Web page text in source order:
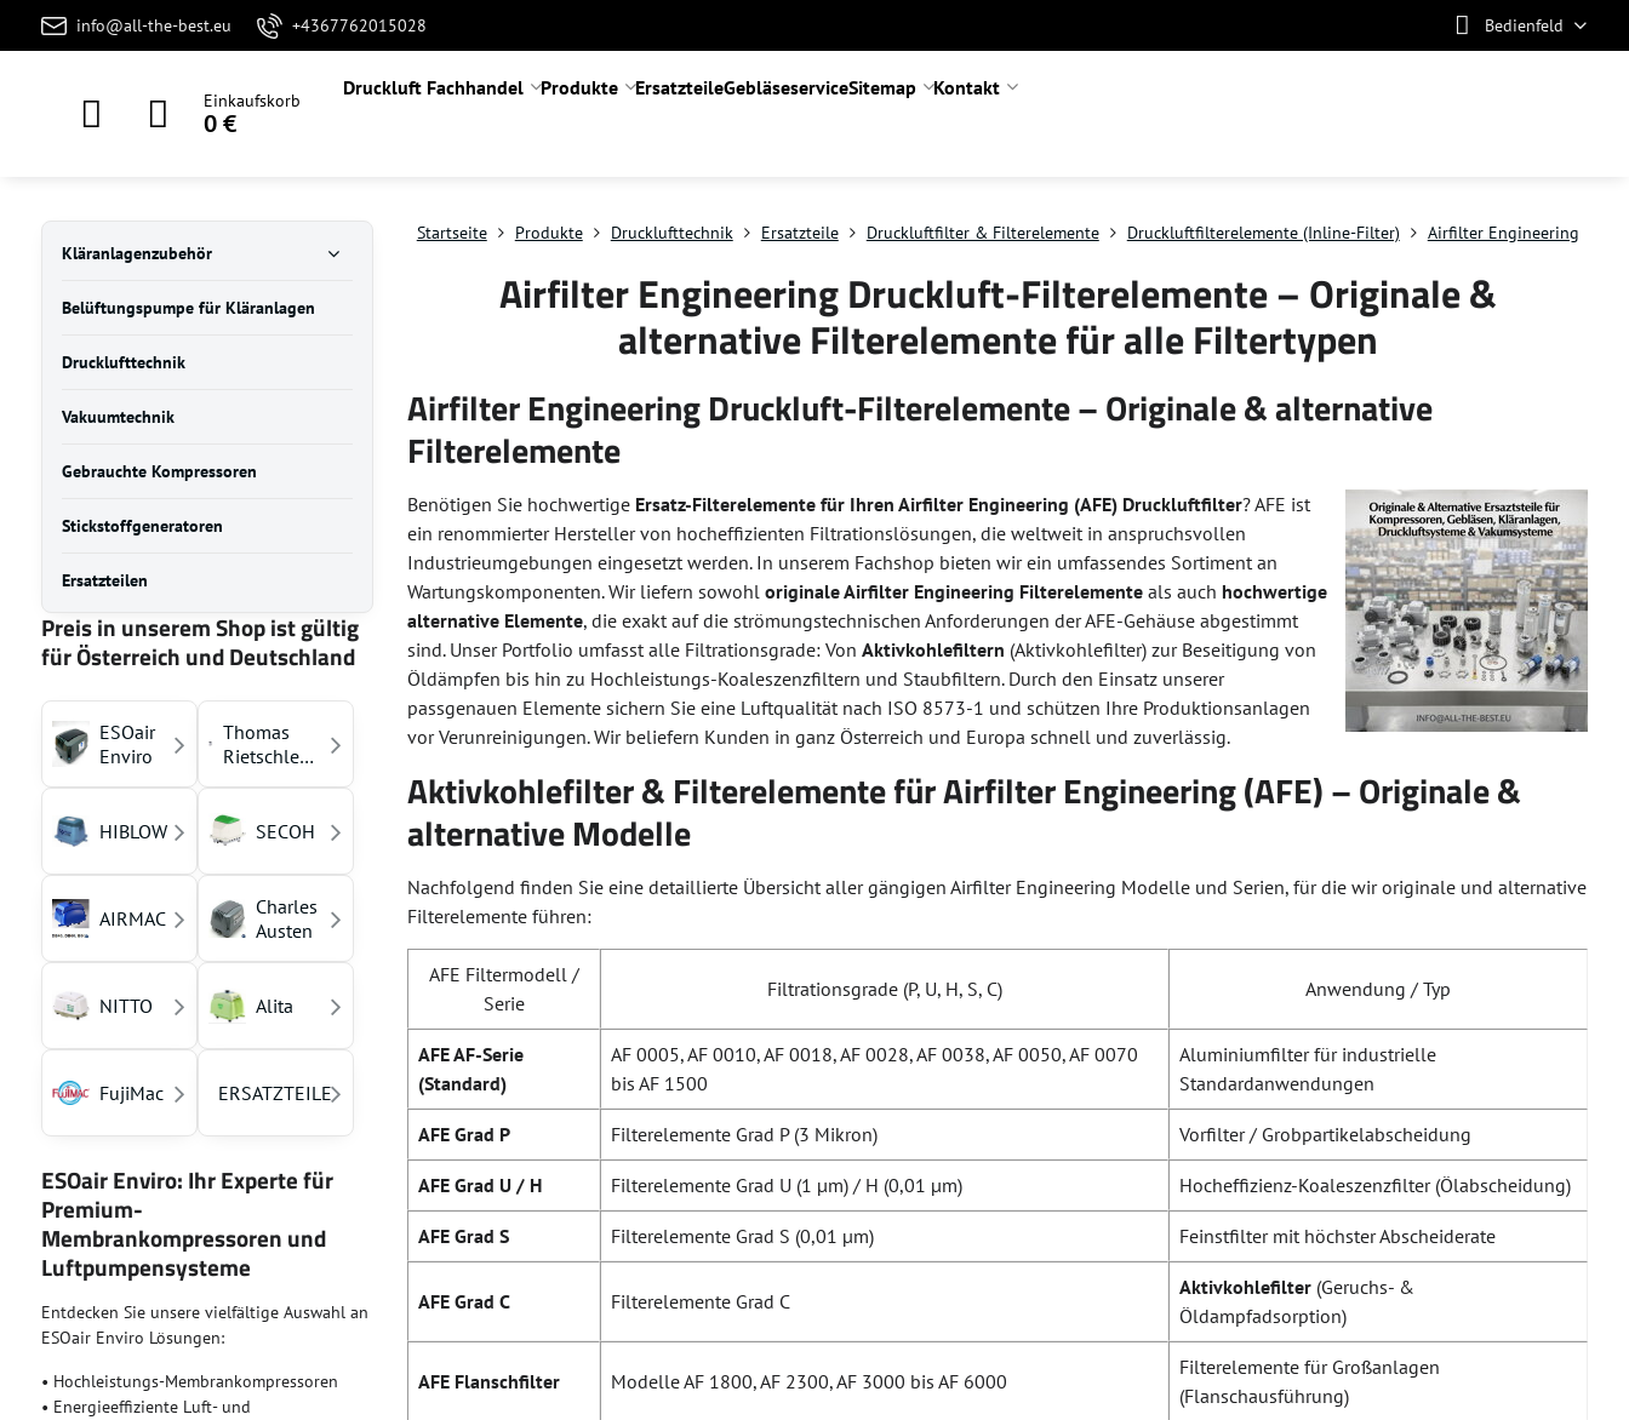
info@all-the-best.eu +4367762015028 Bedienfeld
Einkaufskorb
0 €
Druckluft Fachhandel Produkte ErsatzteileGebläseserviceSitemap Kontakt
Startseite Produkte Drucklufttechnik Ersatzteile Druckluftfilter & Filterelemente Druckluftfilterelemente (Inline-Filter) Airfilter Engineering
Airfilter Engineering Druckluft-Filterelemente – Originale &
alternative Filterelemente für alle Filtertypen
Airfilter Engineering Druckluft-Filterelemente – Originale & alternative
Filterelemente
Benötigen Sie hochwertige Ersatz-Filterelemente für Ihren Airfilter Engineering (AFE) Druckluftfilter? AFE ist
ein renommierter Hersteller von hocheffizienten Filtrationslösungen, die weltweit in anspruchsvollen
Industrieumgebungen eingesetzt werden. In unserem Fachshop bieten wir ein umfassendes Sortiment an
Wartungskomponenten. Wir liefern sowohloriginale Airfilter Engineering Filterelemente als auch hochwertige
alternative Elemente, die exakt auf die strömungstechnischen Anforderungen der AFE-Gehäuse abgestimmt
sind. Unser Portfolio umfasst alle Filtrationsgrade: VonAktivkohlefiltern (Aktivkohlefilter) zur Beseitigung von
Öldämpfen bis hin zu Hochleistungs-Koaleszenzfiltern und Staubfiltern. Durch den Einsatz unserer
passgenauen Elemente sichern Sie eine Luftqualität nach ISO 8573-1 und schützen Ihre Produktionsanlagen
vor Verunreinigungen. Wir beliefern Kunden in ganz Österreich und Europa schnell und zuverlässig.
Aktivkohlefilter & Filterelemente für Airfilter Engineering (AFE) – Originale &
alternative Modelle
Nachfolgend finden Sie eine detaillierte Übersicht aller gängigen Airfilter Engineering Modelle und Serien, für die wir originale und alternative
Filterelemente führen:
AFE Filtermodell /
Serie
Filtrationsgrade (P, U, H, S, C) Anwendung / Typ
AFE AF-Serie
(Standard)
AF 0005, AF 0010, AF 0018, AF 0028, AF 0038, AF 0050, AF 0070
bis AF 1500
Aluminiumfilter für industrielle
Standardanwendungen
AFE Grad P Filterelemente Grad P (3 Mikron) Vorfilter / Grobpartikelabscheidung
AFE Grad U / H Filterelemente Grad U (1 µm) / H (0,01 µm) Hocheffizienz-Koaleszenzfilter (Ölabscheidung)
AFE Grad S Filterelemente Grad S (0,01 µm) Feinstfilter mit höchster Abscheiderate
AFE Grad C Filterelemente Grad C
Aktivkohlefilter (Geruchs- &
Öldampfadsorption)
AFE Flanschfilter Modelle AF 1800, AF 2300, AF 3000 bis AF 6000
Filterelemente für Großanlagen
(Flanschausführung)
Kläranlagenzubehör
Belüftungspumpe für Kläranlagen
Drucklufttechnik
Vakuumtechnik
Gebrauchte Kompressoren
Stickstoffgeneratoren
Ersatzteilen
Preis in unserem Shop ist gültig
für Österreich und Deutschland
ESOair
Enviro
Thomas
Rietschle
(YASUNAGA)
HIBLOW SECOH
AIRMAC
Charles
Austen
NITTO Alita
FujiMac ERSATZTEILE
ESOair Enviro: Ihr Experte für
Premium-
Membrankompressoren und
Luftpumpensysteme
Entdecken Sie unsere vielfältige Auswahl an
ESOair Enviro Lösungen:
• Hochleistungs-Membrankompressoren
• Energieeffiziente Luft- und